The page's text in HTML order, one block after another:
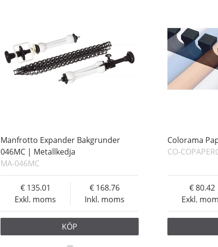
Manfrotto Expander Bakgrunder
046MC | Metallkedja
MA-046MC
Exkl. moms
135.01
Inkl. moms
168.76
KÖP
Colorama
CO-
Exkl.
80.42